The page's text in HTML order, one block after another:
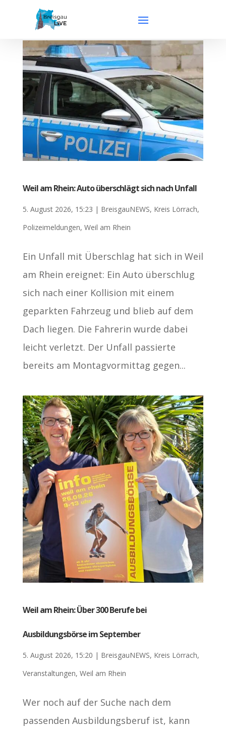
Weil am Rhein: Auto überschlägt sich nach Unfall
5. August 2026, 15:23 | BreisgauNEWS, Kreis Lörrach,
Polizeimeldungen, Weil am Rhein
Ein Unfall mit Überschlag hat sich in Weil
am Rhein ereignet: Ein Auto überschlug
sich nach einer Kollision mit einem
geparkten Fahrzeug und blieb auf dem
Dach liegen. Die Fahrerin wurde dabei
leicht verletzt. Der Unfall passierte
bereits am Montagvormittag gegen...
Weil am Rhein: Über 300 Berufe bei
Ausbildungsbörse im September
5. August 2026, 15:20 | BreisgauNEWS, Kreis Lörrach,
Veranstaltungen, Weil am Rhein
Wer noch auf der Suche nach dem
passenden Ausbildungsberuf ist, kann